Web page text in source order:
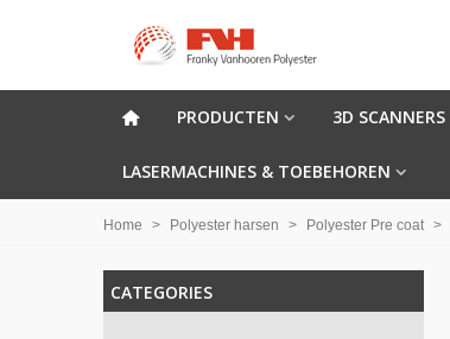
PRODUCTEN 3D SCANNERS
LASERMACHINES & TOEBEHOREN
Home > Polyester harsen > Polyester Pre coat >
CATEGORIES